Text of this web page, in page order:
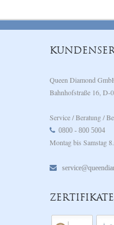
Queen Diamond
Bahnhofstraße 16, D-
Service / Beratung /
0800 - 800 5004
Montag bis Samstag